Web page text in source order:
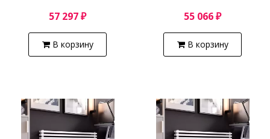
57 297 ₽
В корзину
55 066 ₽
В корзину